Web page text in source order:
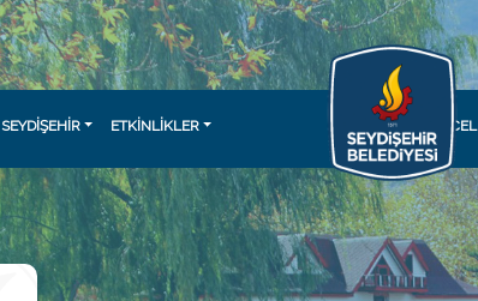
SEYDİŞEHİR ETKINLIKLER GÜNCEL